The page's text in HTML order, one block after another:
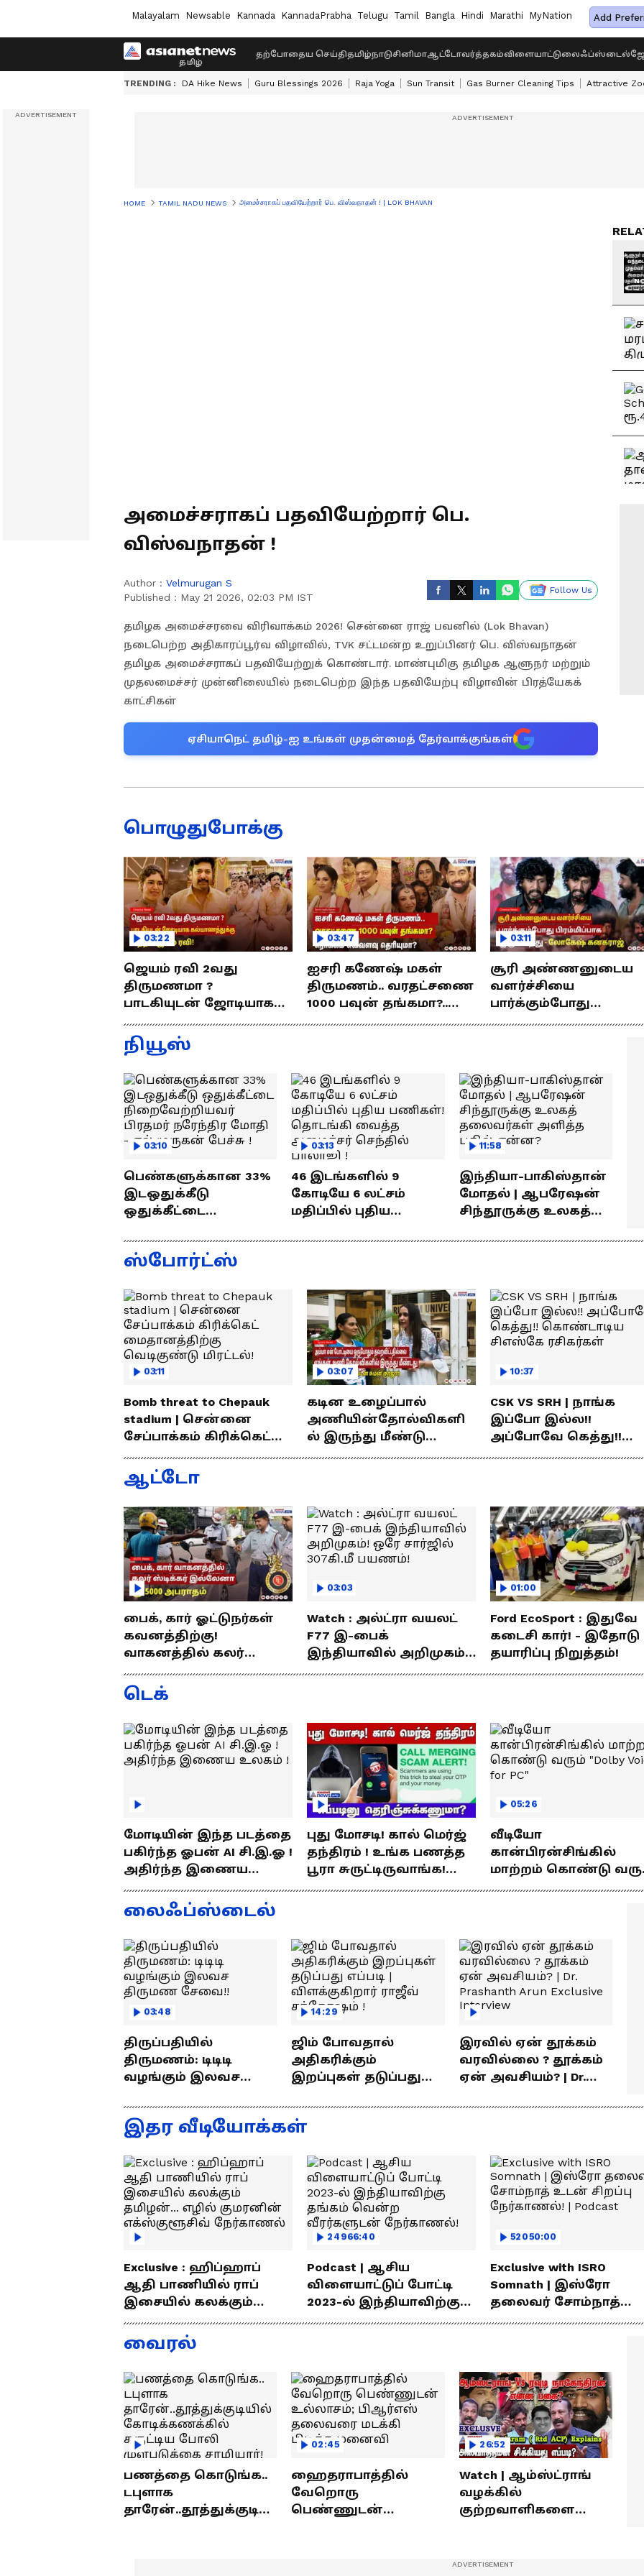
Malayalam Newsable Kannada KannadaPrabha Telugu Tamil Bangla Hindi Marathi MyNation Add
தற்போதைய செய்திதமிழ்நாடுசினிமாஆட்டோவர்த்தகம்விளையாட்டுலைஃப்ஸ்டைல்
TRENDING : DA Hike News Guru Blessings 2026 Raja Yoga Sun Transit Gas Burner Cleaning Tips Attractive
HOME TAMIL NADU NEWS அமைச்சராகப் பதவியேற்றார் பெ. விஸ்வநாதன் ! | LOK BHAVAN
அமைச்சராகப் பதவியேற்றார் பெ.
விஸ்வநாதன் !
Author : Velmurugan S
Published : May 21 2026, 02:03 PM IST
Follow Us
தமிழக அமைச்சரவை விரிவாக்கம் 2026! சென்னை ராஜ் பவனில் (Lok Bhavan)
நடைபெற்ற அதிகாரப்பூர்வ விழாவில், TVK சட்டமன்ற உறுப்பினர் பெ. விஸ்வநாதன்
தமிழக அமைச்சராகப் பதவியேற்றுக் கொண்டார். மாண்புமிகு தமிழக ஆளுநர் மற்றும்
முதலமைச்சர் முன்னிலையில் நடைபெற்ற இந்த பதவியேற்பு விழாவின் பிரத்யேகக்
காட்சிகள்
ஏசியாநெட் தமிழ்-ஐ உங்கள் முதன்மைத் தேர்வாக்குங்கள்
பொழுதுபோக்கு
03:22
ஜெயம் ரவி 2வது
திருமணமா ?
பாடகியுடன் ஜோடியாக
கல்யாணத்துக்கு வந்த
ஜெயம் ரவி!.....வைரல்
வீடியோ !
03:47
ஐசரி கணேஷ் மகள்
திருமணம்.. வரதட்சணை
1000 பவுன் தங்கமா?..
ரொக்கம் எவ்வளவு
03:11
சூரி அண்ணனுடைய
வளர்ச்சியை
பார்க்கும்போது
பிரம்மிப்பாக
நியூஸ்
03:10
பெண்களுக்கான 33%
இடஒதுக்கீடு
ஒதுக்கீட்டை
பிரதமர் நரேந்திர
மோதி - எல்.முருகன்
03:13
46 இடங்களில் 9
கோடியே 6 லட்சம்
மதிப்பில் புதிய
வைத்த அமைச்சர்
11:58
இந்தியா-பாகிஸ்தான்
மோதல் | ஆபரேஷன்
சிந்தூருக்கு உலகத்
பதில் என்ன?
ஸ்போர்ட்ஸ்
03:11
Bomb threat to Chepauk
stadium | சென்னை
சேப்பாக்கம் கிரிக்கெட்
வெடிகுண்டு மிரட்டல்!
03:07
கடின உழைப்பால்
அணியின்தோல்விகளி
ல் இருந்து மீண்டு
10:37
CSK VS SRH | நாங்க
இப்போ இல்ல!!
அப்போவே கெத்து!!
ஆட்டோ
பைக், கார் ஓட்டுநர்கள்
கவனத்திற்கு!
வாகனத்தில் கலர்
ஸ்டிக்கர் இல்லேனா
ரூ.5000 அபராதம் !
03:03
Watch : அல்ட்ரா வயலட்
F77 இ-பைக்
இந்தியாவில் அறிமுகம்!
ஒரே சார்ஜில் 307கி.மீ
01:00
Ford EcoSport : இதுவே
கடைசி கார்! - இதோடு
தயாரிப்பு நிறுத்தம்!
டெக்
மோடியின் இந்த படத்தை
பகிர்ந்த ஓபன் AI சி.இ.ஓ !
அதிர்ந்த இணைய
உலகம் !
புது மோசடி! கால் மெர்ஜ்
தந்திரம் ! உங்க பணத்த
பூரா சுருட்டிருவாங்க!
எப்படினு
05:26
வீடியோ
கான்பிரன்சிங்கில்
மாற்றம் கொண்டு
"Dolby Voice for PC"
லைஃப்ஸ்டைல்
03:48
திருப்பதியில்
திருமணம்: டிடிடி
வழங்கும் இலவச
14:29
ஜிம் போவதால்
அதிகரிக்கும்
இறப்புகள் தடுப்பது
ராஜீவ் சந்தோஷம் !
இரவில் ஏன் தூக்கம்
வரவில்லை ? தூக்கம்
ஏன் அவசியம்? | Dr.
Interview
இதர வீடியோக்கள்
Exclusive : ஹிப்ஹாப்
ஆதி பாணியில் ராப்
இசையில் கலக்கும்
தமிழன்... எழில்
குமரனின்
எக்ஸ்குளூசிவ்
நேர்காணல்
24966:40
Podcast | ஆசிய
விளையாட்டுப் போட்டி
2023-ல் இந்தியாவிற்கு
தங்கம் வென்ற
52050:00
Exclusive with ISRO
Somnath | இஸ்ரோ
தலைவர் சோம்நாத்
உடன் சிறப்பு
வைரல்
பணத்தை கொடுங்க..
டபுளாக
தாரேன்..தூத்துக்குடியி
02:45
ஹைதராபாத்தில்
வேறொரு
பெண்ணுடன்
26:52
Watch | ஆம்ஸ்ட்ராங்
வழக்கில்
குற்றவாளிகளை
Rtd ACP Interview